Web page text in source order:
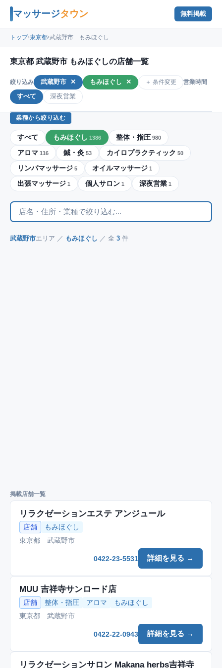
マッサージタウン 無料掲載
トップ›東京都›武蔵野市 もみほぐし
東京都 武蔵野市 もみほぐしの店舗一覧
絞り込み 武蔵野市 ✕ もみほぐし ✕ ＋ 条件変更 営業時間
すべて 深夜営業
業種から絞り込む
すべて もみほぐし 1386 整体・指圧 980
アロマ 116 鍼・灸 53 カイロプラクティック 50
リンパマッサージ 5 オイルマッサージ 1
出張マッサージ 1 個人サロン 1 深夜営業 1
武蔵野市エリア ／ もみほぐし ／ 全 3 件
掲載店舗一覧
リラクゼーションエステ アンジュール
店舗
もみほぐし
東京都 武蔵野市
詳細を見る →
0422-23-5531
MUU 吉祥寺サンロード店
店舗 整体・指圧 アロマ
もみほぐし
東京都 武蔵野市
詳細を見る →
0422-22-0943
リラクゼーションサロン Makana herbs吉祥寺